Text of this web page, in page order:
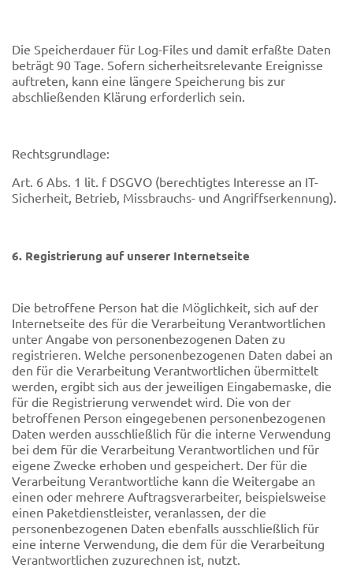
Die Speicherdauer für Log-Files und damit erfaßte Daten
beträgt 90 Tage. Sofern sicherheitsrelevante Ereignisse
auftreten, kann eine längere Speicherung bis zur
abschließenden Klärung erforderlich sein.
Rechtsgrundlage:
Art. 6 Abs. 1 lit. f DSGVO (berechtigtes Interesse an IT-
Sicherheit, Betrieb, Missbrauchs- und Angriffserkennung).
6. Registrierung auf unserer Internetseite
Die betroffene Person hat die Möglichkeit, sich auf der
Internetseite des für die Verarbeitung Verantwortlichen
unter Angabe von personenbezogenen Daten zu
registrieren. Welche personenbezogenen Daten dabei an
den für die Verarbeitung Verantwortlichen übermittelt
werden, ergibt sich aus der jeweiligen Eingabemaske, die
für die Registrierung verwendet wird. Die von der
betroffenen Person eingegebenen personenbezogenen
Daten werden ausschließlich für die interne Verwendung
bei dem für die Verarbeitung Verantwortlichen und für
eigene Zwecke erhoben und gespeichert. Der für die
Verarbeitung Verantwortliche kann die Weitergabe an
einen oder mehrere Auftragsverarbeiter, beispielsweise
einen Paketdienstleister, veranlassen, der die
personenbezogenen Daten ebenfalls ausschließlich für
eine interne Verwendung, die dem für die Verarbeitung
Verantwortlichen zuzurechnen ist, nutzt.